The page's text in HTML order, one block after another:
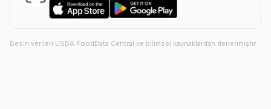
Besin verileri USDA FoodData Central ve bilimsel kaynaklardan derlenmiştir.